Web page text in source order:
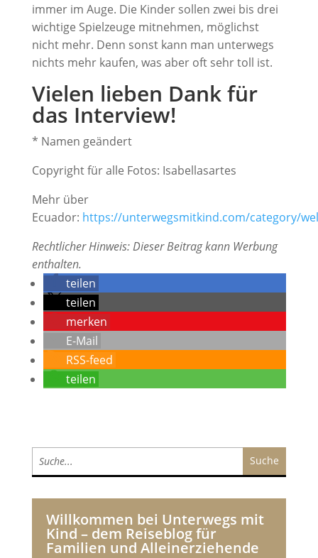
immer im Auge. Die Kinder sollen zwei bis drei
wichtige Spielzeuge mitnehmen, möglichst
nicht mehr. Denn sonst kann man unterwegs
nichts mehr kaufen, was aber oft sehr toll ist.
Vielen lieben Dank für
das Interview!
* Namen geändert
Copyright für alle Fotos: Isabellasartes
Mehr über
Ecuador: https://unterwegsmitkind.com/category/
Rechtlicher Hinweis: Dieser Beitrag kann Werbung
enthalten.
teilen
teilen
merken
E-Mail
RSS-feed
teilen
Willkommen bei Unterwegs mit
Kind – dem Reiseblog für
Familien und Alleinerziehende